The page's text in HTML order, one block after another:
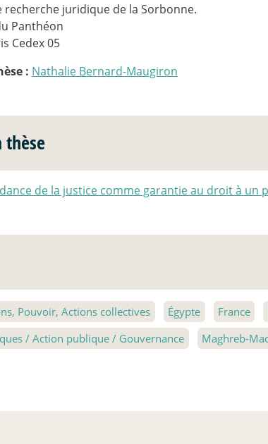
recherche juridique de la Sorbonne.
Panthéon
Cedex 05
: Nathalie Bernard-Maugiron
thèse
de la justice comme garantie au droit à un
Pouvoir, Actions collectives Égypte France
/ Action publique / Gouvernance
Maghreb-